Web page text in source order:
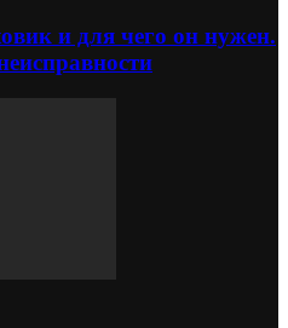
и для чего он нужен.